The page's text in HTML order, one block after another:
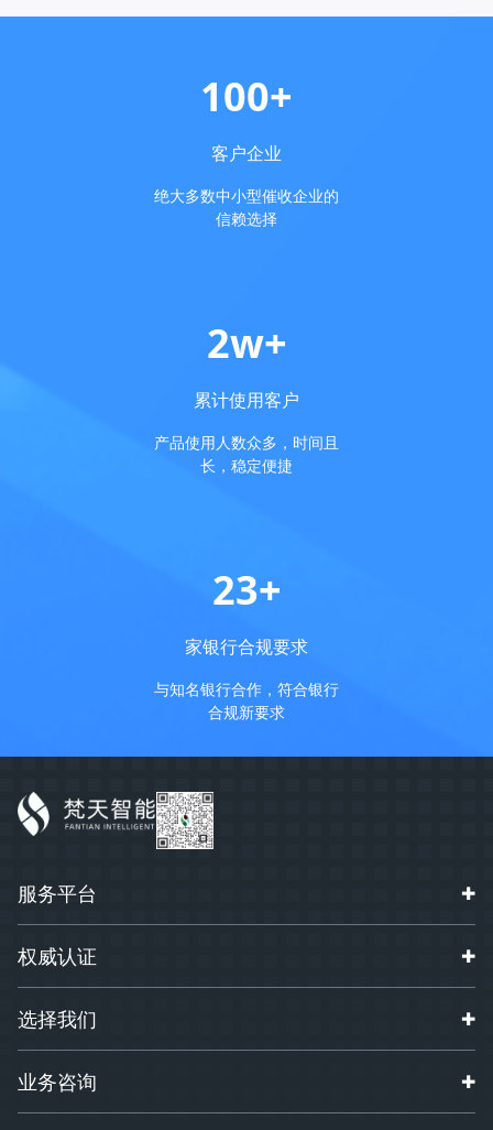
100+
客户企业
绝大多数中小型催收企业的
信赖选择
2w+
累计使用客户
产品使用人数众多，时间且
长，稳定便捷
23+
家银行合规要求
与知名银行合作，符合银行
合规新要求
服务平台 ✚
权威认证 ✚
选择我们 ✚
业务咨询 ✚